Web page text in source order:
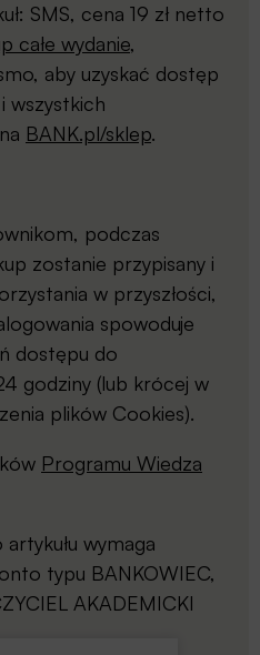
SMS, cena 19 zł netto
całe wydanie,
aby uzyskać dostęp
wszystkich
BANK.pl/sklep.
podczas
zostanie przypisany i
w przyszłości,
spowoduje
dostępu do
godziny (lub krócej w
plików Cookies).
Programu Wiedza
wymaga
typu BANKOWIEC,
AKADEMICKI